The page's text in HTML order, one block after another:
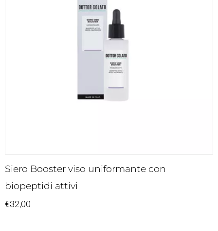
Siero Booster viso uniformante con
biopeptidi attivi
€32,00